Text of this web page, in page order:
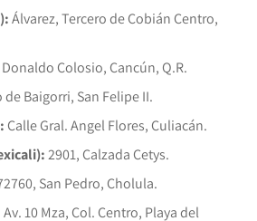
Álvarez, Tercero de Cobián Centro,
Colosio, Cancún, Q.R.
de Baigorri, San Felipe II.
Calle Gral. Angel Flores, Culiacán.
2901, Calzada Cetys.
San Pedro, Cholula.
Av. 10 Mza, Col. Centro, Playa del